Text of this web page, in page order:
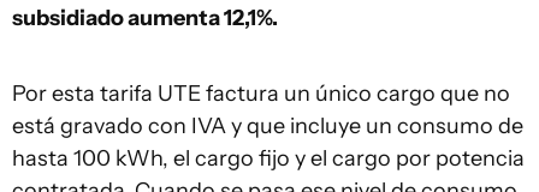
subsidiado aumenta 12,1%.
Por esta tarifa UTE factura un único cargo que no
está gravado con IVA y que incluye un consumo de
hasta 100 kWh, el cargo fijo y el cargo por potencia